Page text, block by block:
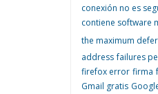
conexión no es
contiene software
the maximum
address failures
firefox error firma
Gmail gratis